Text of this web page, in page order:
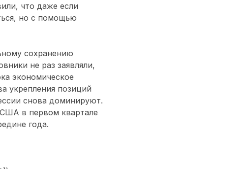
что даже если
но с помощью
сохранению
не раз заявляли,
экономическое
укрепления позиций
снова доминируют.
в первом квартале
года.